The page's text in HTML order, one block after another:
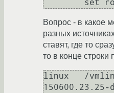
Вопрос - в какое
разных
ставят, где то
то в конце строки
linux	/vmlinuz-6.4.0-